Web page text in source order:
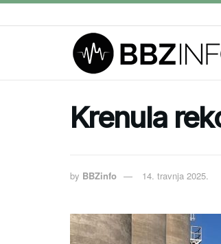
Krenula
by BBZinfo 14. travnja 2025.